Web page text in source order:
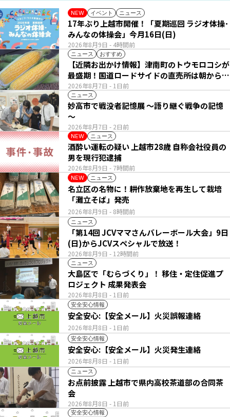
NEW イベント ニュース
2026年8月9日 - 4時間前
17年ぶり上越市開催！「夏期巡回 ラジオ体操･
みんなの体操会」今月16日(日)
ニュース おすすめ
2026年8月7日 - 1日前
【近隣お出かけ情報】津南町のトウモロコシが
最盛期！国道ロードサイドの直売所は朝から長
い列
ニュース
2026年8月7日 - 2日前
妙高市で戦没者記憶展 ～語り継ぐ戦争の記憶
～
NEW ニュース
2026年8月9日 - 7時間前
酒酔い運転の疑い 上越市28歳 自称会社役員の
男を現行犯逮捕
NEW ニュース
2026年8月9日 - 8時間前
名立区の名物に！耕作放棄地を再生して栽培
「灘立そば」発売
ニュース
2026年8月9日 - 12時間前
「第14回 JCVママさんバレーボール大会」9日
(日)からJCVスペシャルで放送！
ニュース
2026年8月8日 - 1日前
大島区で「むらづくり」！ 移住・定住促進プ
ロジェクト 成果発表会
安全安心情報
2026年8月8日 - 1日前
安全安心:【安全メール】火災誤報連絡
安全安心情報
2026年8月8日 - 1日前
安全安心:【安全メール】火災発生連絡
ニュース
2026年8月8日 - 1日前
お点前披露 上越市で県内高校茶道部の合同茶
会
安全安心情報